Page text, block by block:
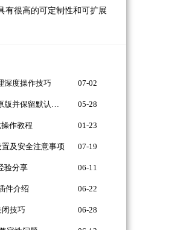
有很高的可定制性和可扩展
深度操作技巧 07-02
Chrome浏览器怎么下载纯英文原版并保留默认设置 05-28
作教程 01-23
及安全注意事项 07-19
验分享 06-11
件介绍 06-22
技巧 06-28